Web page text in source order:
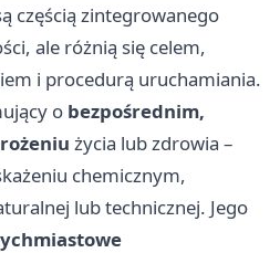
częścią zintegrowanego
ale różnią się celem,
i procedurą uruchamiania.
o bezpośrednim,
życia lub zdrowia –
chemicznym,
lub technicznej. Jego